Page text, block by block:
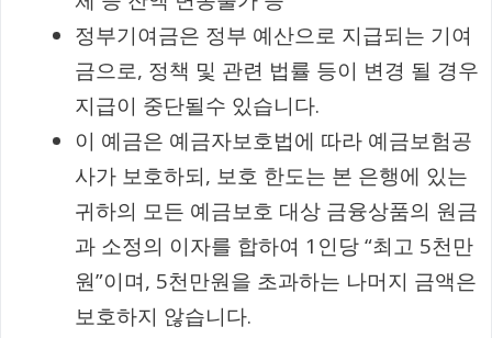
정부기여금은 정부 예산으로 지급되는 기여
금으로, 정책 및 관련 법률 등이 변경 될 경우
지급이 중단될수 있습니다.
이 예금은 예금자보호법에 따라 예금보험공
사가 보호하되, 보호 한도는 본 은행에 있는
귀하의 모든 예금보호 대상 금융상품의 원금
과 소정의 이자를 합하여 1인당 “최고 5천만
원”이며, 5천만원을 초과하는 나머지 금액은
보호하지 않습니다.